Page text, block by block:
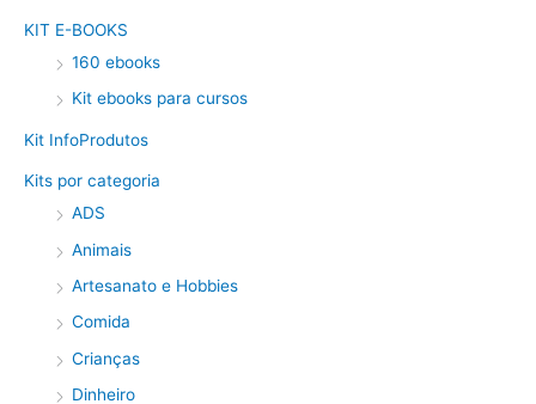
KIT E-BOOKS
160 ebooks
Kit ebooks para cursos
Kit InfoProdutos
Kits por categoria
ADS
Animais
Artesanato e Hobbies
Comida
Crianças
Dinheiro